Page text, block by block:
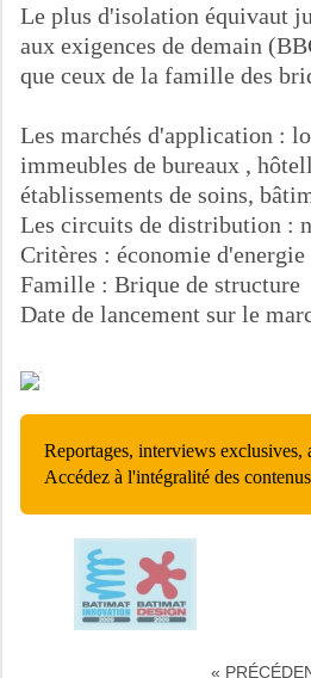
Le plus d'isolation équivaut
aux exigences de demain
que ceux de la famille des
Les marchés d'application :
immeubles de bureaux ,
établissements de soins,
Les circuits de distribution :
Critères : économie
Famille : Brique de structure
Date de lancement sur le
Reportages, interviews
Accédez à l'intégralité des
«